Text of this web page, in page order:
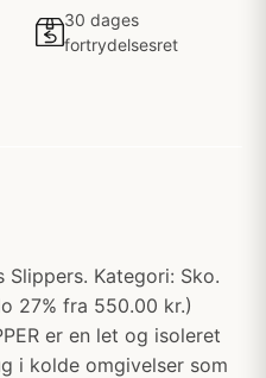
30 dages
fortrydelsesret
Slippers. Kategori: Sko.
27% fra 550.00 kr.)
er en let og isoleret
i kolde omgivelser som